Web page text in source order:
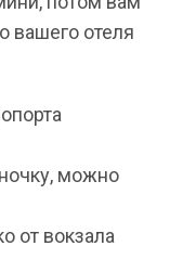
вашего отеля
можно
от вокзала